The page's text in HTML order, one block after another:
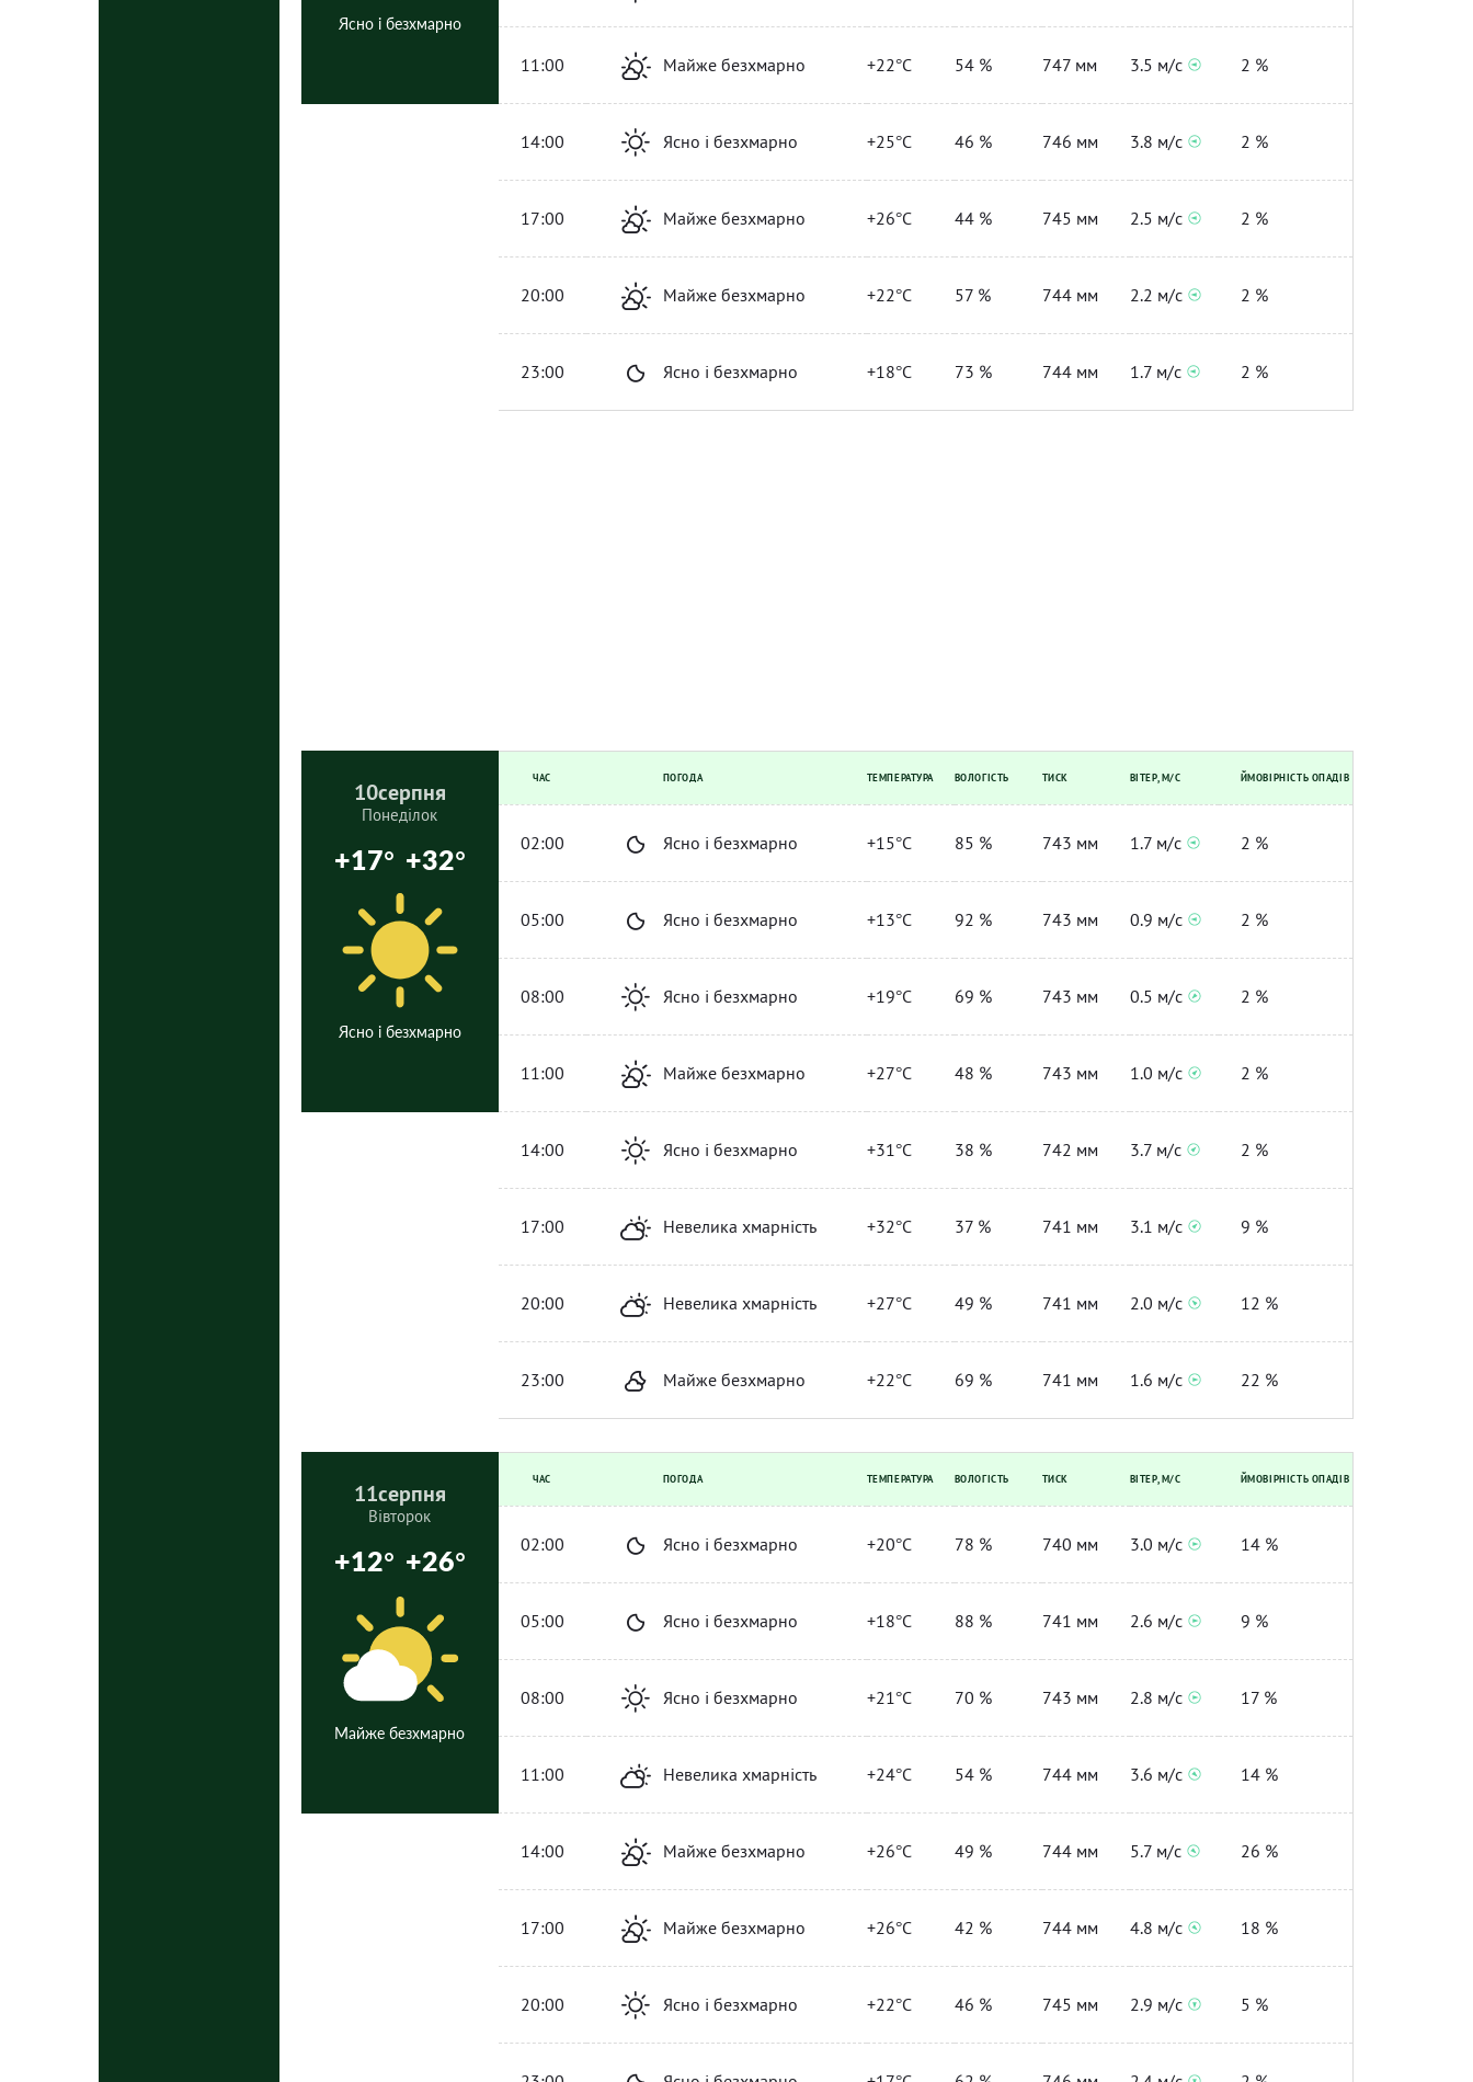
Ясно і безхмарно
11:00 Майже безхмарно +22°C 54 % 747 мм 3.5 м/с 2 %
14:00 Ясно і безхмарно +25°C 46 % 746 мм 3.8 м/с 2 %
17:00 Майже безхмарно +26°C 44 % 745 мм 2.5 м/с 2 %
20:00 Майже безхмарно +22°C 57 % 744 мм 2.2 м/с 2 %
23:00 Ясно і безхмарно +18°C 73 % 744 мм 1.7 м/с 2 %
10серпня
Понеділок
+17° +32°
Ясно і безхмарно
ЧАС ПОГОДА ТЕМПЕРАТУРА ВОЛОГІСТЬ ТИСК ВІТЕР, М/С ЙМОВІРНІСТЬ ОПАДІВ
02:00 Ясно і безхмарно +15°C 85 % 743 мм 1.7 м/с 2 %
05:00 Ясно і безхмарно +13°C 92 % 743 мм 0.9 м/с 2 %
08:00 Ясно і безхмарно +19°C 69 % 743 мм 0.5 м/с 2 %
11:00 Майже безхмарно +27°C 48 % 743 мм 1.0 м/с 2 %
14:00 Ясно і безхмарно +31°C 38 % 742 мм 3.7 м/с 2 %
17:00 Невелика хмарність +32°C 37 % 741 мм 3.1 м/с 9 %
20:00 Невелика хмарність +27°C 49 % 741 мм 2.0 м/с 12 %
23:00 Майже безхмарно +22°C 69 % 741 мм 1.6 м/с 22 %
11серпня
Вівторок
+12° +26°
Майже безхмарно
ЧАС ПОГОДА ТЕМПЕРАТУРА ВОЛОГІСТЬ ТИСК ВІТЕР, М/С ЙМОВІРНІСТЬ ОПАДІВ
02:00 Ясно і безхмарно +20°C 78 % 740 мм 3.0 м/с 14 %
05:00 Ясно і безхмарно +18°C 88 % 741 мм 2.6 м/с 9 %
08:00 Ясно і безхмарно +21°C 70 % 743 мм 2.8 м/с 17 %
11:00 Невелика хмарність +24°C 54 % 744 мм 3.6 м/с 14 %
14:00 Майже безхмарно +26°C 49 % 744 мм 5.7 м/с 26 %
17:00 Майже безхмарно +26°C 42 % 744 мм 4.8 м/с 18 %
20:00 Ясно і безхмарно +22°C 46 % 745 мм 2.9 м/с 5 %